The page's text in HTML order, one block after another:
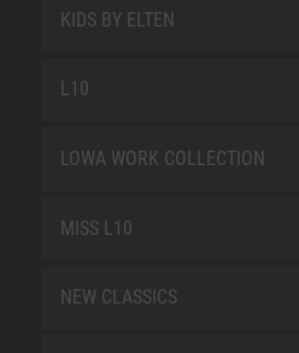
KIDS BY ELTEN
L10
LOWA WORK COLLECTION
MISS L10
NEW CLASSICS